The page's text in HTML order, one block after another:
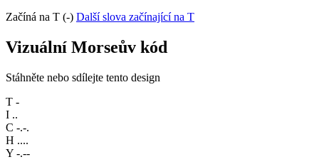
Začíná na T (-) Další slova začínající na T
Vizuální Morseův kód
Stáhněte nebo sdílejte tento design
T -
I ..
C -.-.
H ....
Y -.--